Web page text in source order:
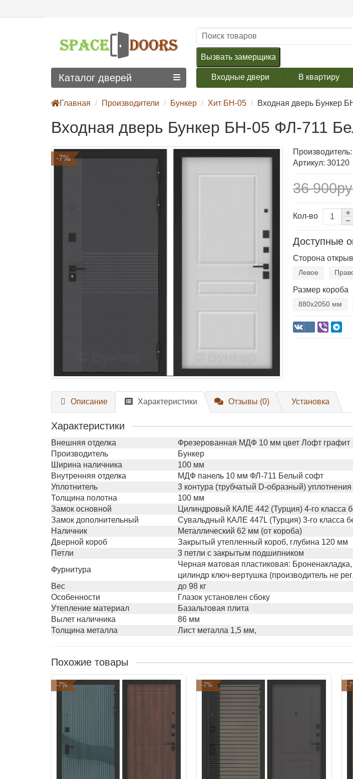
Вызвать замерщика
Входные двери В квартиру
Каталог дверей
Главная Производители Бункер Хит БН-05 Входная дверь Бункер
Входная дверь Бункер БН-05 ФЛ-711
-7%
Производитель:
Артикул: 30120
36
Кол-во
Доступные
Сторона
Левое
Размер короба
880х2050 мм
Описание Характеристики Отзывы (0) Установка
Характеристики
Внешняя отделка
Фрезерованная МДФ 10 мм цвет Лофт графит
Производитель
Бункер
Ширина наличника
100 мм
Внутренняя отделка
МДФ панель 10 мм ФЛ-711 Белый софт
Уплотнитель
3 контура (трубчатый D-образный) уплотнения
Толщина полотна
100 мм
Замок основной
Цилиндровый КАЛЕ 442 (Турция) 4-го класса
Замок дополнительный
Сувальдный КАЛЕ 447L (Турция) 3-го класса
Наличник
Металлический 62 мм (от короба)
Дверной короб
Закрытый утепленный короб, глубина 120 мм
Петли
3 петли с закрытым подшипником
Фурнитура
Черная матовая пластиковая:
цилиндр ключ-вертушка (производитель не
Вес
до 98 кг
Особенности
Глазок установлен сбоку
Утепление материал
Базальтовая плита
Вылет наличника
86 мм
Толщина металла
Лист металла 1,5 мм,
Похожие товары
-7% -7% -